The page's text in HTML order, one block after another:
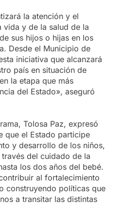
la atención y el
y de la salud de la
sus hijos o hijas en los
Desde el Municipio de
iniciativa que alcanzará
país en situación de
la etapa que más
del Estado», aseguró
Tolosa Paz, expresó
que el Estado participe
y desarrollo de los niños,
del cuidado de la
los dos años del bebé.
al fortalecimiento
construyendo políticas que
a transitar las distintas